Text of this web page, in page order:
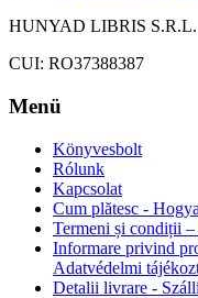
HUNYAD LIBRIS S.R.L.
CUI: RO37388387
Menü
Könyvesbolt
Rólunk
Kapcsolat
Cum plătesc -
Termeni și condiții
Informare privind
Adatvédelmi
Detalii livrare -